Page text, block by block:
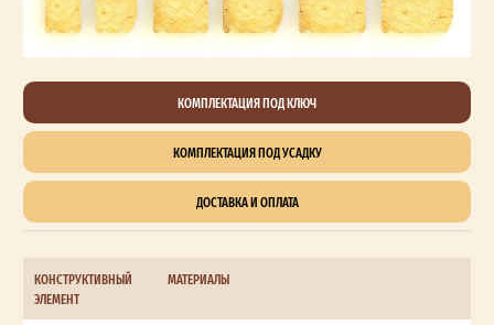
КОМПЛЕКТАЦИЯ ПОД КЛЮЧ
КОМПЛЕКТАЦИЯ ПОД УСАДКУ
ДОСТАВКА И ОПЛАТА
КОНСТРУКТИВНЫЙ
ЭЛЕМЕНТ
МАТЕРИАЛЫ